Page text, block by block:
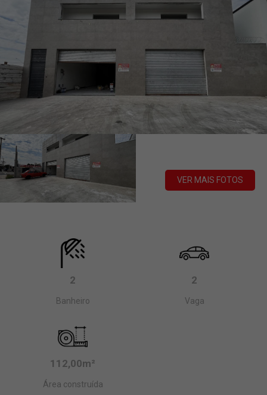
VER MAIS FOTOS
2
Banheiro
2
Vaga
112,00m²
Área construída